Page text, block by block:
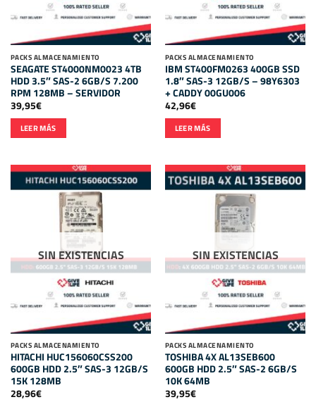
PACKS ALMACENAMIENTO
SEAGATE ST4000NM0023 4TB
HDD 3.5″ SAS-2 6GB/S 7.200
RPM 128MB – SERVIDOR
39,95€
LEER MÁS
PACKS ALMACENAMIENTO
IBM ST400FM0263 400GB SSD
1.8″ SAS-3 12GB/S – 98Y6303
+ CADDY 00GU006
42,96€
LEER MÁS
SIN EXISTENCIAS
PACKS ALMACENAMIENTO
HITACHI HUC156060CSS200
600GB HDD 2.5″ SAS-3 12GB/S
15K 128MB
28,96€
SIN EXISTENCIAS
PACKS ALMACENAMIENTO
TOSHIBA 4X AL13SEB600
600GB HDD 2.5″ SAS-2 6GB/S
10K 64MB
39,95€